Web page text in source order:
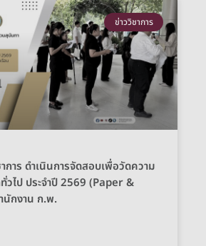
ข่าววิชาการ
การ ดำเนินการจัดสอบเพื่อวัดความ
วไป ประจำปี 2569 (Paper &
นักงาน ก.พ.